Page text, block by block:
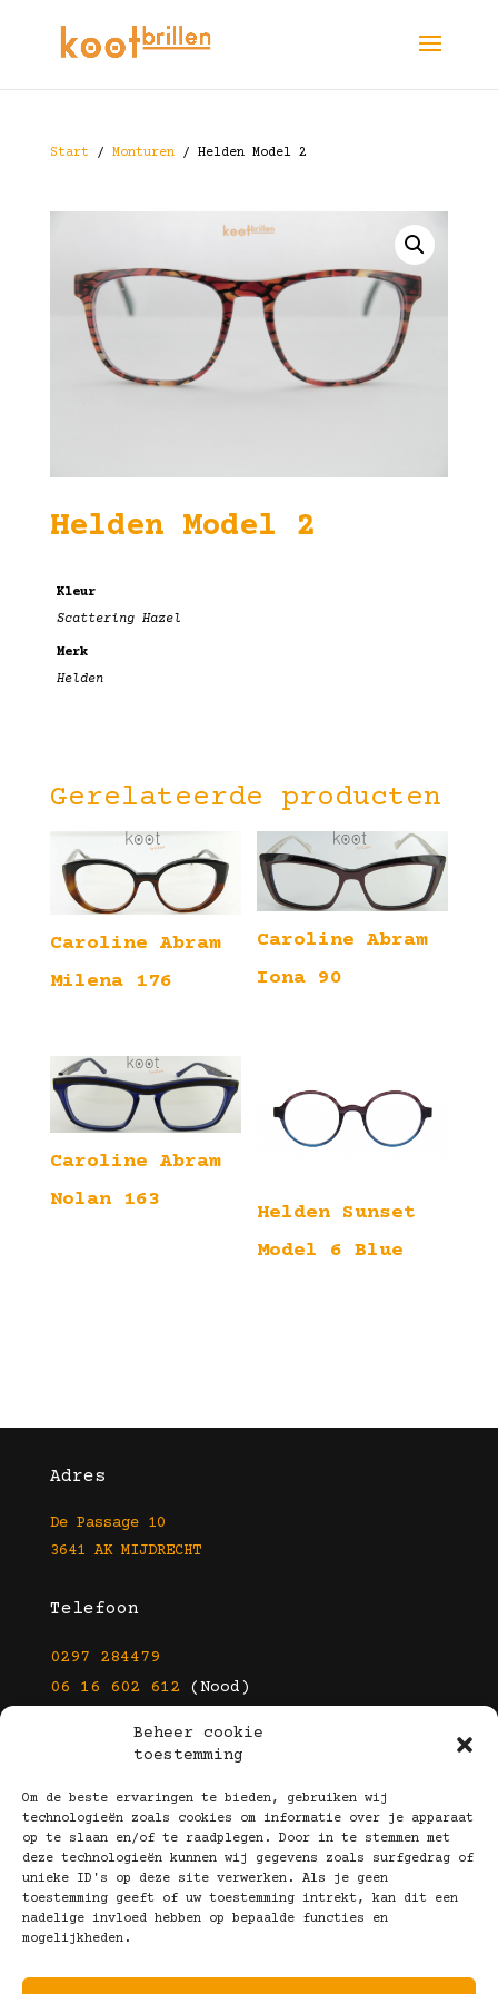
Beheer cookie
toestemming
Om de beste ervaringen te bieden, gebruiken wij
technologieën zoals cookies om informatie over je apparaat
op te slaan en/of te raadplegen. Door in te stemmen met
deze technologieën kunnen wij gegevens zoals surfgedrag of
unieke ID's op deze site verwerken. Als je geen
toestemming geeft of uw toestemming intrekt, kan dit een
nadelige invloed hebben op bepaalde functies en
mogelijkheden.
Start/ Monturen/ Helden Model 2
Helden Model 2
Kleur
Scattering Hazel
Merk
Helden
Gerelateerde producten
Caroline Abram
Milena 176
Caroline Abram
Iona 90
Caroline Abram
Nolan 163
Helden Sunset
Model 6 Blue
Adres
De Passage 10
3641 AK MIJDRECHT
Telefoon
0297 284479
06 16 602 612 (Nood)
info@kootbrillen.nl
Volg Ons!